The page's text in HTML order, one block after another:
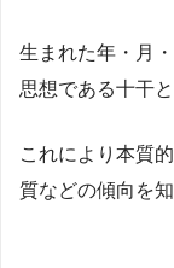
生まれた年・月
思想である十干
これにより本質
質などの傾向を